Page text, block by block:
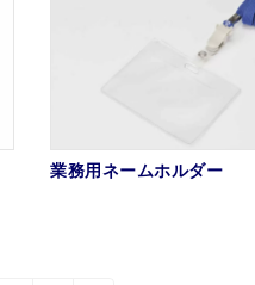
業務用ネームホルダー